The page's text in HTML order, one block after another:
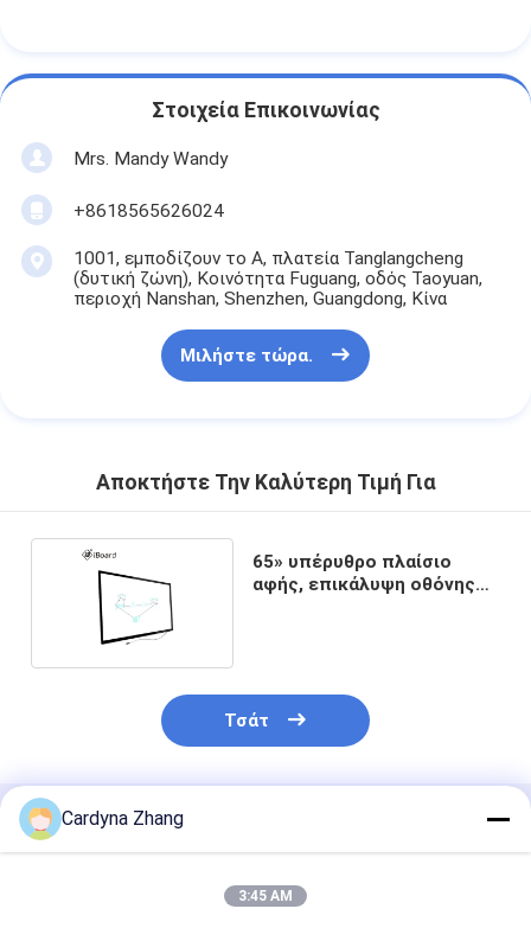
Στοιχεία Επικοινωνίας
Mrs. Mandy Wandy
+8618565626024
1001, εμποδίζουν το Α, πλατεία Tanglangcheng
(δυτική ζώνη), Κοινότητα Fuguang, οδός Taoyuan,
περιοχή Nanshan, Shenzhen, Guangdong, Κίνα
Μιλήστε τώρα.
Αποκτήστε Την Καλύτερη Τιμή Για
65» υπέρυθρο πλαίσιο
αφής, επικάλυψη οθόνης
Τσάτ
Συνιστώμενα Προϊόντα
Cardyna Zhang
3:45 AM